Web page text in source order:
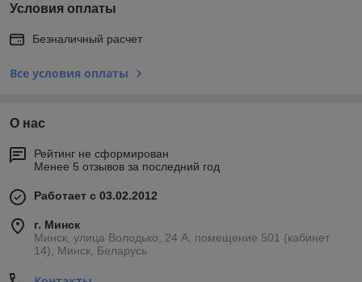
Условия оплаты
Безналичный расчет
Все условия оплаты
О нас
Рейтинг не сформирован
Менее 5 отзывов за последний год
Работает с 03.02.2012
г. Минск
Минск, улица Володько, 24 А, помещение 501 (кабинет
14), Минск, Беларусь